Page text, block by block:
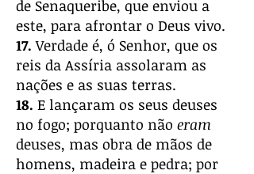
de Senaqueribe, que enviou a
este, para afrontar o Deus vivo.
17. Verdade é, ó Senhor, que os
reis da Assíria assolaram as
nações e as suas terras.
18. E lançaram os seus deuses
no fogo; porquanto não eram
deuses, mas obra de mãos de
homens, madeira e pedra; por